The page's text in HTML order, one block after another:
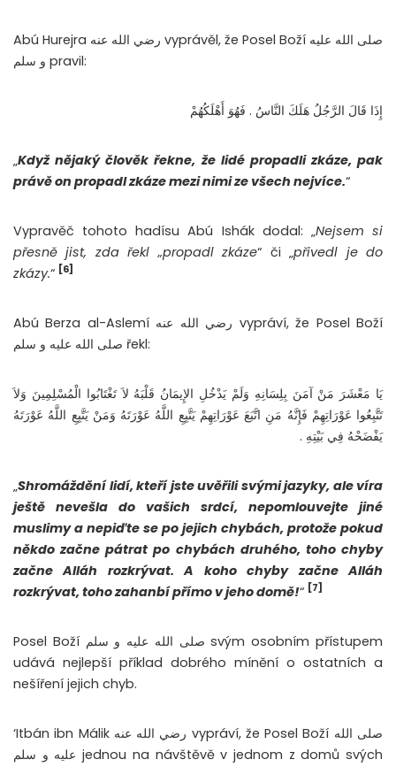
Abú Hurejra رضي الله عنه vyprávěl, že Posel Boží صلى الله عليه
و سلم pravil:
إِذَا قَالَ الرَّجُلُ هَلَكَ النَّاسُ ‏.‏ فَهُوَ أَهْلَكُهُمْ
„Když nějaký člověk řekne, že lidé propadli zkáze, pak
právě on propadl zkáze mezi nimi ze všech nejvíce.“
Vypravěč tohoto hadísu Abú Ishák dodal: „Nejsem si
přesně jist, zda řekl „propadl zkáze“ či „přivedl je do
zkázy.“ [6]
Abú Berza al-Aslemí رضي الله عنه vypráví, že Posel Boží
صلى الله عليه و سلم řekl:
يَا مَعْشَرَ مَنْ آمَنَ بِلِسَانِهِ وَلَمْ يَدْخُلِ الإِيمَانُ قَلْبَهُ لاَ تَغْتَابُوا الْمُسْلِمِينَ وَلاَ
تَتَّبِعُوا عَوْرَاتِهِمْ فَإِنَّهُ مَنِ اتَّبَعَ عَوْرَاتِهِمْ يَتَّبِعِ اللَّهُ عَوْرَتَهُ وَمَنْ يَتَّبِعِ اللَّهُ عَوْرَتَهُ
يَفْضَحْهُ فِي بَيْتِهِ .
„Shromáždění lidí, kteří jste uvěřili svými jazyky, ale víra
ještě nevešla do vašich srdcí, nepomlouvejte jiné
muslimy a nepiďte se po jejich chybách, protože pokud
někdo začne pátrat po chybách druhého, toho chyby
začne Alláh rozkrývat. A koho chyby začne Alláh
rozkrývat, toho zahanbí přímo v jeho domě!“ [7]
Posel Boží صلى الله عليه و سلم svým osobním přístupem
udává nejlepší příklad dobrého mínění o ostatních a
nešíření jejich chyb.
‘Itbán ibn Málik رضي الله عنه vypráví, že Posel Boží صلى الله
عليه و سلم jednou na návštěvě v jednom z domů svých